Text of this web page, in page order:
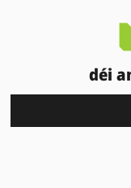
déi